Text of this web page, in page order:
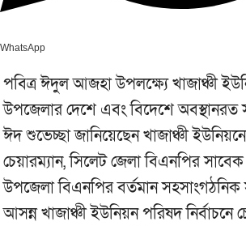
WhatsApp
পবিত্র ঈদুল আজহা উপলক্ষ্যে খাজাঞ্চী
উপজেলার দেশে এবং বিদেশে
ঈদ শুভেচ্ছা জানিয়েছেন খাজাঞ্চী
চেয়ারম্যান, সিলেট জেলা বিএনপির
উপজেলা বিএনপির বর্তমান
আসন্ন খাজাঞ্চী ইউনিয়ন পরিষদ নির্বাচনে